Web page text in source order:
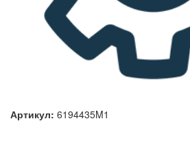
Артикул: 6194435M1